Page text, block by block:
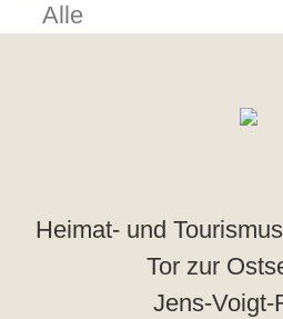
Alle
Heimat- und
Tor zur
Jens-Voigt-